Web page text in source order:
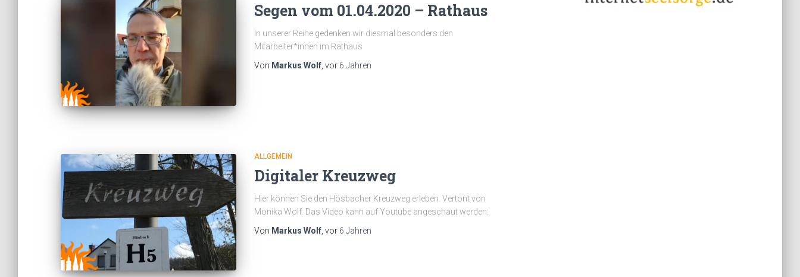
Segen vom 01.04.2020 – Rathaus
In unserer Reihe gedenken wir diesmal besonders den
Mitarbeiter*innen im Rathaus
Von Markus Wolf , vor 6 Jahren
ALLGEMEIN
Digitaler Kreuzweg
Hier können Sie den Hösbacher Kreuzweg erleben. Vertont von
Monika Wolf. Das Video kann auf Youtube angeschaut werden:
Von Markus Wolf , vor 6 Jahren